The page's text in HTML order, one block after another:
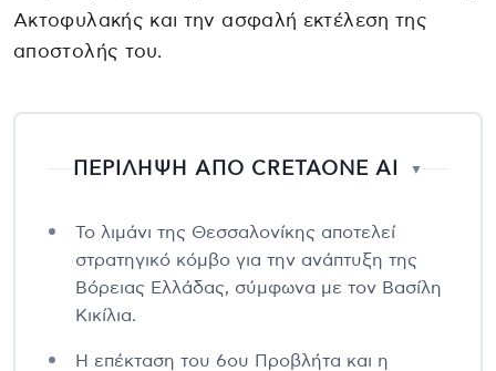
Ακτοφυλακής και την ασφαλή εκτέλεση της
αποστολής του.
ΠΕΡΙΛΗΨΗ ΑΠΟ CRETAONE AI ▼
Το λιμάνι της Θεσσαλονίκης αποτελεί
στρατηγικό κόμβο για την ανάπτυξη της
Βόρειας Ελλάδας, σύμφωνα με τον Βασίλη
Κικίλια.
Η επέκταση του 6ου Προβλήτα και η